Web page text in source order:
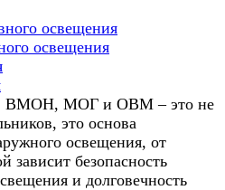
освещения
освещения
ВМОН, МОГ и ОВМ – это не
это основа
освещения, от
зависит безопасность
и долговечность